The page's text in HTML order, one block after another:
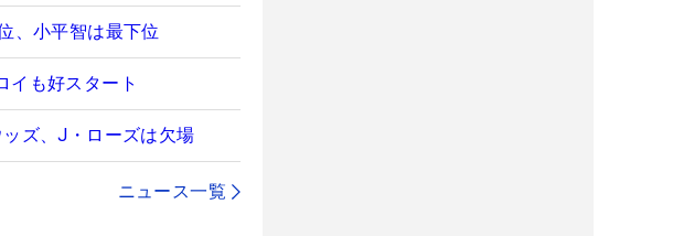
、小平智は最下位
も好スタート
ズ、J・ローズは欠場
ニュース一覧